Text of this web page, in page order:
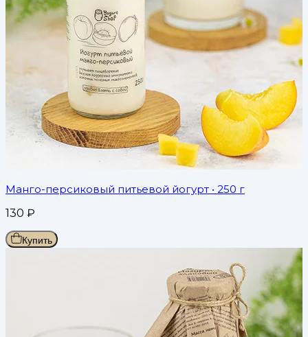
Манго-персиковый питьевой йогурт • 250 г
130 ₽
Купить